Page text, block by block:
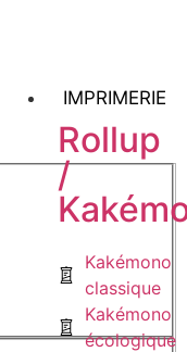
IMPRIMERIE
Rollup
/
Kakémono
classique
Kakémono
écologique